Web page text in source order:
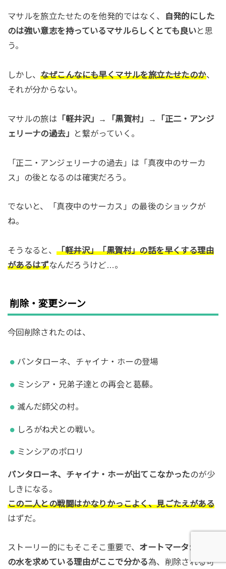
マサルを旅立たせたのを他発的ではなく、
自発的にした
のは強い意志を持っているマサルらしくとても良いと思
う。
しかし、なぜこんなにも早くマサルを旅立たせたのか、
それが分からない。
マサルの旅は 「軽井沢」→「黒賀村」→「正二・アンジ
ェリーナの過去」
と繋がっていく。
「正二・アンジェリーナの過去」は「真夜中のサーカ
ス」の後となるのは確実だろう。
でないと、「真夜中のサーカス」の最後のショックが
ね。
そうなると、「軽井沢」「黒賀村」の話を早くする理由
があるはずなんだろうけど…。
削除・変更シーン
今回削除されたのは、
パンタローネ、チャイナ・ホーの登場
ミンシア・兄弟子達との再会と葛藤。
滅んだ師父の村。
しろがね犬との戦い。
ミンシアのポロリ
パンタローネ、チャイナ・ホーが出てこなかったのが少
しきになる。
この二人との戦闘はかなりかっこよく、見ごたえがある
はずだ。
ストーリー的にもそこそこ重要で、 オートマータが生命
の水を求めている理由がここで分かる為、削除される可